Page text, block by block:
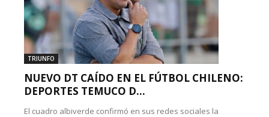
TRIUNFO
NUEVO DT CAÍDO EN EL FÚTBOL CHILENO:
DEPORTES TEMUCO D...
El cuadro albiverde confirmó en sus redes sociales la